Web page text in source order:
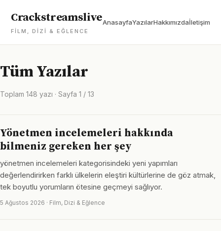
Crackstreamslive
FILM, DIZI & EĞLENCE
AnasayfaYazılarHakkımızdaİletişim
Tüm Yazılar
Toplam 148 yazı · Sayfa 1 / 13
Yönetmen incelemeleri hakkında
bilmeniz gereken her şey
yönetmen incelemeleri kategorisindeki yeni yapımları
değerlendirirken farklı ülkelerin eleştiri kültürlerine de göz atmak,
tek boyutlu yorumların ötesine geçmeyi sağlıyor.
5 Ağustos 2026 · Film, Dizi & Eğlence